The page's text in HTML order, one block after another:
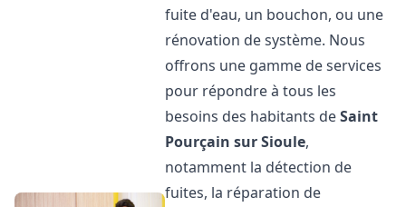
fuite d'eau, un bouchon, ou une
rénovation de système. Nous
offrons une gamme de services
pour répondre à tous les
besoins des habitants deSaint
Pourçain sur Sioule,
notamment la détection de
fuites, la réparation de